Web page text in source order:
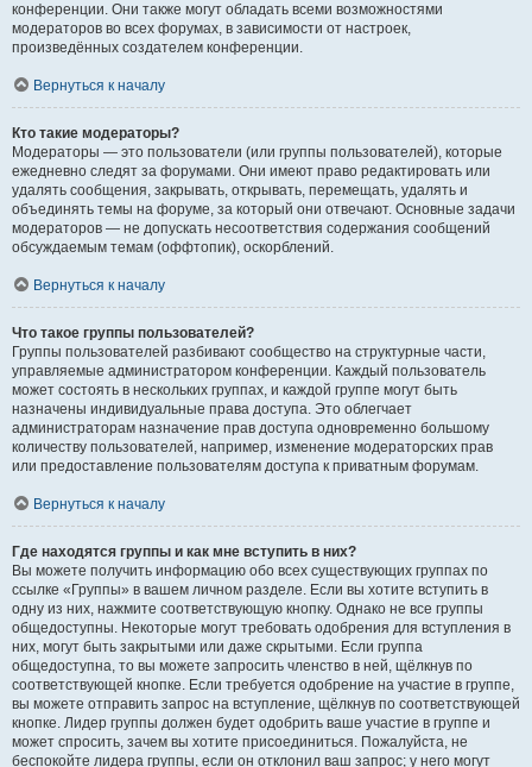
конференции. Они также могут обладать всеми возможностями
модераторов во всех форумах, в зависимости от настроек,
произведённых создателем конференции.
Вернуться к началу
Кто такие модераторы?
Модераторы — это пользователи (или группы пользователей), которые
ежедневно следят за форумами. Они имеют право редактировать или
удалять сообщения, закрывать, открывать, перемещать, удалять и
объединять темы на форуме, за который они отвечают. Основные задачи
модераторов — не допускать несоответствия содержания сообщений
обсуждаемым темам (оффтопик), оскорблений.
Вернуться к началу
Что такое группы пользователей?
Группы пользователей разбивают сообщество на структурные части,
управляемые администратором конференции. Каждый пользователь
может состоять в нескольких группах, и каждой группе могут быть
назначены индивидуальные права доступа. Это облегчает
администраторам назначение прав доступа одновременно большому
количеству пользователей, например, изменение модераторских прав
или предоставление пользователям доступа к приватным форумам.
Вернуться к началу
Где находятся группы и как мне вступить в них?
Вы можете получить информацию обо всех существующих группах по
ссылке «Группы» в вашем личном разделе. Если вы хотите вступить в
одну из них, нажмите соответствующую кнопку. Однако не все группы
общедоступны. Некоторые могут требовать одобрения для вступления в
них, могут быть закрытыми или даже скрытыми. Если группа
общедоступна, то вы можете запросить членство в ней, щёлкнув по
соответствующей кнопке. Если требуется одобрение на участие в группе,
вы можете отправить запрос на вступление, щёлкнув по соответствующей
кнопке. Лидер группы должен будет одобрить ваше участие в группе и
может спросить, зачем вы хотите присоединиться. Пожалуйста, не
беспокойте лидера группы, если он отклонил ваш запрос; у него могут